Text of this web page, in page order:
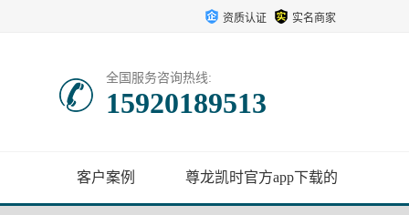
资质认证 实名商家
全国服务咨询热线:
15920189513
客户案例 尊龙凯时官方app下载的